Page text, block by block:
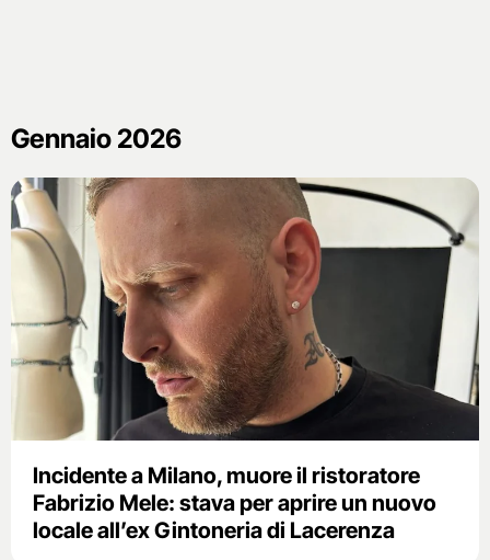
Gennaio 2026
Incidente a Milano, muore il ristoratore
Fabrizio Mele: stava per aprire un nuovo
locale all’ex Gintoneria di Lacerenza